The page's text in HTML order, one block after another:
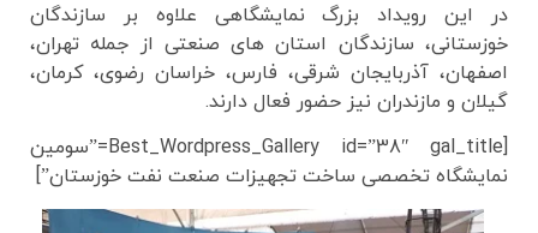
در این رویداد بزرگ نمایشگاهی علاوه بر سازندگان
خوزستانی، سازندگان استان های صنعتی از جمله تهران،
اصفهان، آذربایجان شرقی، فارس، خراسان رضوی، کرمان،
گیلان و مازندران نیز حضور فعال دارند.
[Best_Wordpress_Gallery id=”38″ gal_title=”سومین
نمایشگاه تخصصی ساخت تجهیزات صنعت نفت خوزستان”]